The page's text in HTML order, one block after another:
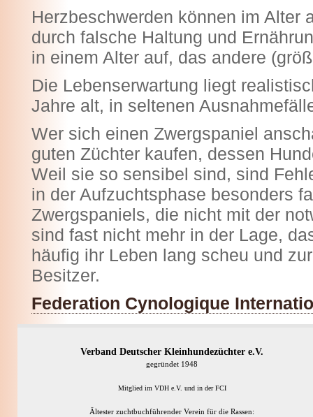
Herzbeschwerden können im Alter
durch falsche Haltung und
in einem Alter auf, das andere
Die Lebenserwartung liegt
Jahre alt, in seltenen
Wer sich einen Zwergspaniel
guten Züchter kaufen, dessen
Weil sie so sensibel sind, sind
in der Aufzuchtsphase besonders
Zwergspaniels, die nicht mit der
sind fast nicht mehr in der Lage,
häufig ihr Leben lang scheu und
Besitzer.
Federation Cynologique
Verband Deutscher Kleinhundezüchter e.V.
gegründet 1948
Mitglied im VDH e.V. und in der FCI
Ältester zuchtbuchführender Verein für die Rassen: